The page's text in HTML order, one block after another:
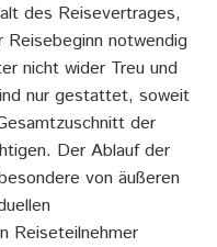
des Reisevertrages,
Reisebeginn notwendig
nicht wider Treu und
nur gestattet, soweit
der
Der Ablauf der
von äußeren
Reiseteilnehmer